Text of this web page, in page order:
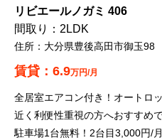
リビエールノガミ 406
2LDK
大分県豊後高田市御玉98
6.9万円/月
全居室エアコン付き！オートロ
近く利便性重視の方へおすすめ
駐車場1台無料！2台目3,000円/